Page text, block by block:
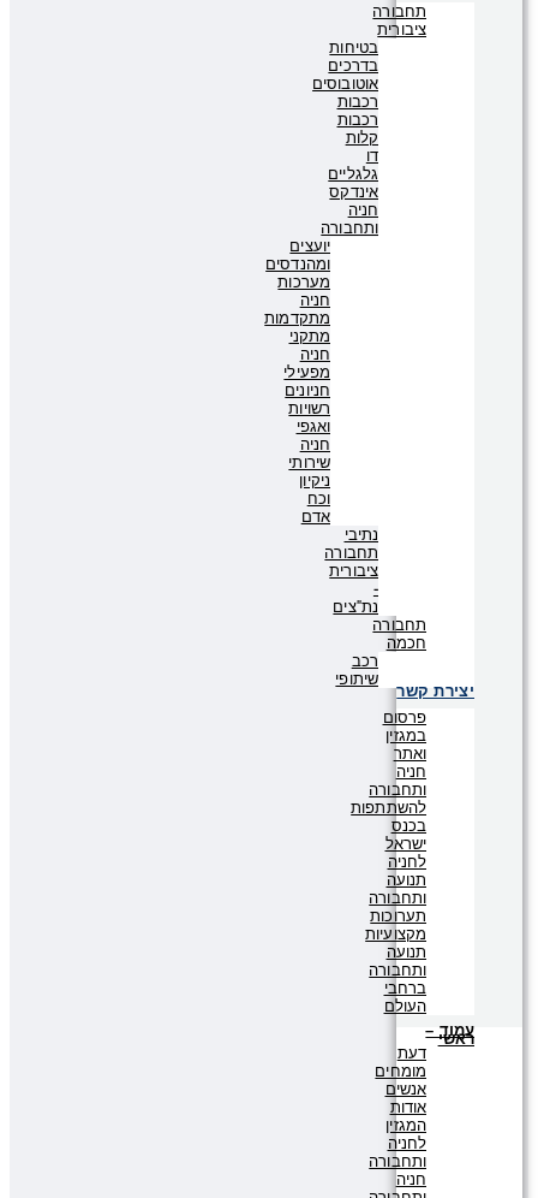
תחבורה
ציבורית
בטיחות
בדרכים
אוטובוסים
רכבות
רכבות
קלות
דו
גלגליים
אינדקס
חניה
ותחבורה
יועצים
ומהנדסים
מערכות
חניה
מתקדמות
מתקני
חניה
מפעילי
חניונים
רשויות
ואגפי
חניה
שירותי
ניקיון
וכח
אדם
נתיבי
תחבורה
ציבורית
-
נת"צים
תחבורה
חכמה
רכב
שיתופי
יצירת קשר
פרסום
במגזין
ואתר
חניה
ותחבורה
להשתתפות
בכנס
ישראל
לחניה
תנועה
ותחבורה
תערוכות
מקצועיות
תנועה
ותחבורה
ברחבי
העולם
עמוד –
ראשי
דעת
מומחים
אנשים
אודות
המגזין
לחניה
ותחבורה
חניה